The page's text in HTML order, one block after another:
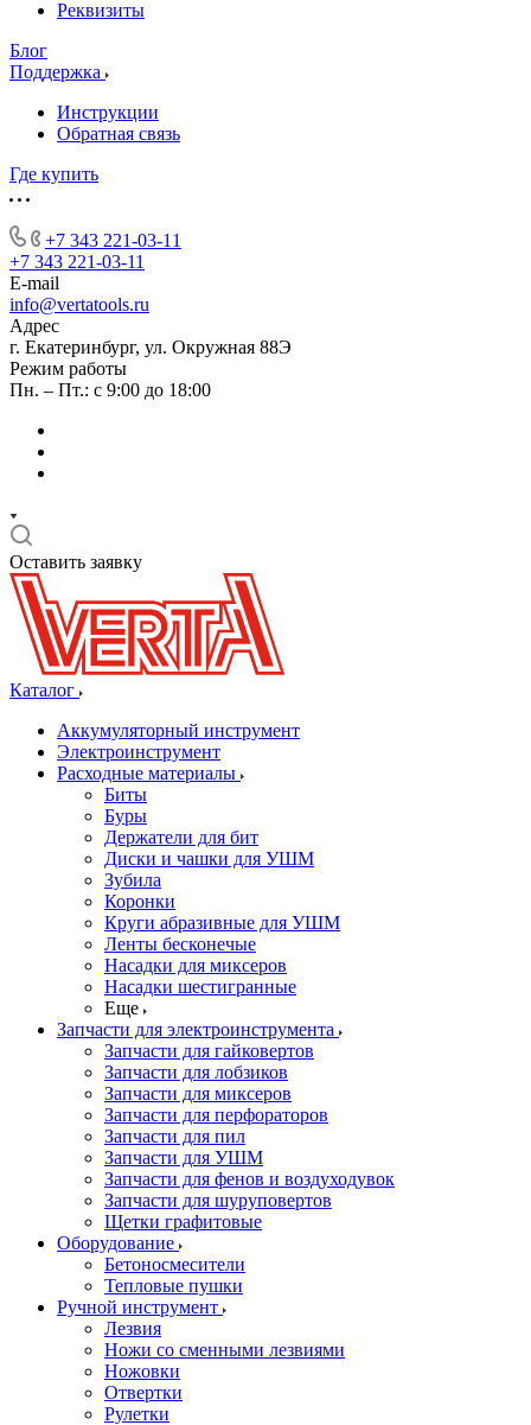
Реквизиты
Блог
Поддержка
Инструкции
Обратная связь
Где купить
+7 343 221-03-11
+7 343 221-03-11
E-mail
info@vertatools.ru
Адрес
г. Екатеринбург, ул. Окружная 88Э
Режим работы
Пн. – Пт.: с 9:00 до 18:00
Оставить заявку
Каталог
Аккумуляторный инструмент
Электроинструмент
Расходные материалы
Биты
Буры
Держатели для бит
Диски и чашки для УШМ
Зубила
Коронки
Круги абразивные для УШМ
Ленты бесконечые
Насадки для миксеров
Насадки шестигранные
Еще
Запчасти для электроинструмента
Запчасти для гайковертов
Запчасти для лобзиков
Запчасти для миксеров
Запчасти для перфораторов
Запчасти для пил
Запчасти для УШМ
Запчасти для фенов и воздуходувок
Запчасти для шуруповертов
Щетки графитовые
Оборудование
Бетоносмесители
Тепловые пушки
Ручной инструмент
Лезвия
Ножи со сменными лезвиями
Ножовки
Отвертки
Рулетки